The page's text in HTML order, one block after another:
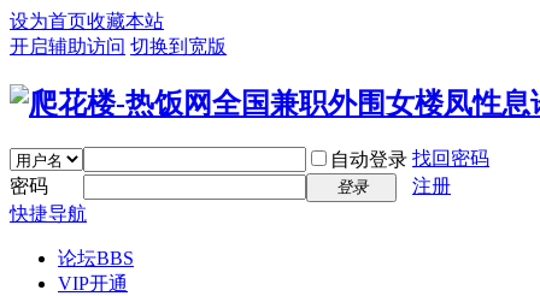
设为首页收藏本站
开启辅助访问 切换到宽版
自动登录 找回密码
密码
登录
注册
快捷导航
论坛BBS
VIP开通